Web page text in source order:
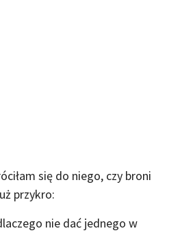
się do niego, czy broni
przykro:
nie dać jednego w